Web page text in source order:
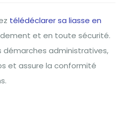
télédéclarer sa liasse en
et en toute sécurité.
administratives,
et assure la conformité